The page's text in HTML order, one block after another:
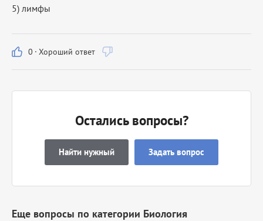
5) лимфы
0 · Хороший ответ
Остались вопросы?
Найти нужный Задать вопрос
Еще вопросы по категории Биология